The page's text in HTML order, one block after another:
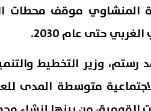
المنشاوي موقف محطات
حتى عام 2030.
رستم، وزير التخطيط